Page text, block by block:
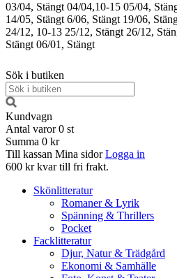
03/04, Stängt 04/04,10-15 05/04,
14/05, Stängt 6/06, Stängt 19/06,
24/12, 10-13 25/12, Stängt 26/12,
Stängt 06/01, Stängt
Sök i butiken
Kundvagn
Antal varor 0 st
Summa 0 kr
Till kassan Mina sidor Logga in
600 kr kvar till fri frakt.
Skönlitteratur
Romaner & Lyrik
Spänning & Thrillers
Pocket
Facklitteratur
Djur, Natur & Trädgård
Ekonomi & Samhälle